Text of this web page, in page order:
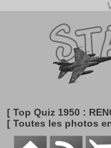
[ Top Quiz 1950 :
[ Toutes les photos